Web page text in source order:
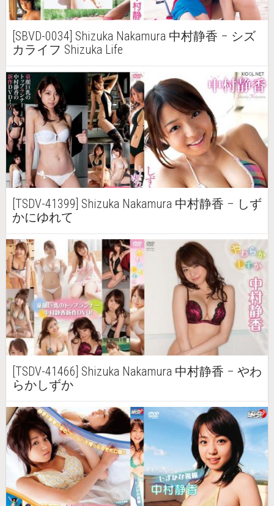
[SBVD-0034] Shizuka Nakamura 中村静香 – シズ
カライフ Shizuka Life
[TSDV-41399] Shizuka Nakamura 中村静香 – しず
かにゆれて
[TSDV-41466] Shizuka Nakamura 中村静香 – やわ
らかしずか